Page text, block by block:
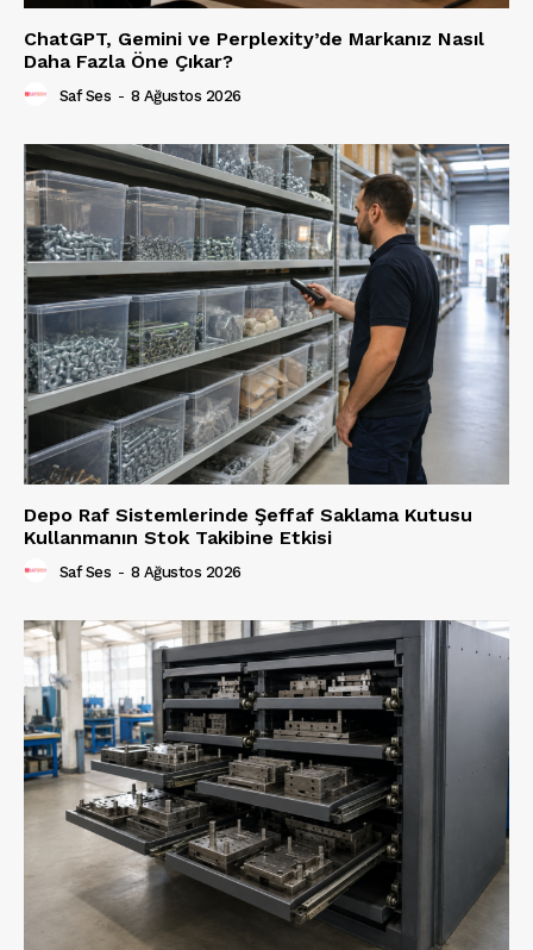
ChatGPT, Gemini ve Perplexity’de Markanız Nasıl
Daha Fazla Öne Çıkar?
Saf Ses - 8 Ağustos 2026
Depo Raf Sistemlerinde Şeffaf Saklama Kutusu
Kullanmanın Stok Takibine Etkisi
Saf Ses - 8 Ağustos 2026